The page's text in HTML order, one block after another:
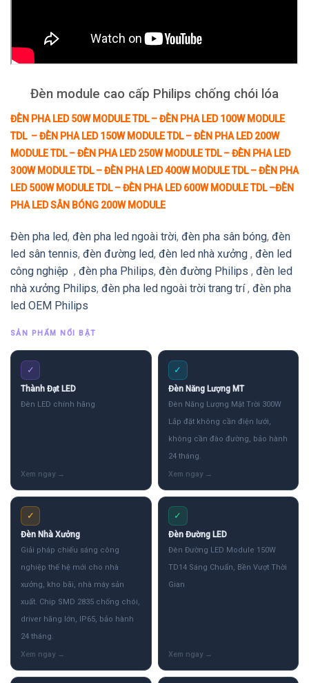
Đèn module cao cấp Philips chống chói lóa
ĐÈN PHA LED 50W MODULE TDL–ĐÈN PHA LED 100W MODULE
TDL–ĐÈN PHA LED 150W MODULE TDL–ĐÈN PHA LED 200W
MODULE TDL–ĐÈN PHA LED 250W MODULE TDL–ĐÈN PHA LED
300W MODULE TDL–ĐÈN PHA LED 400W MODULE TDL–ĐÈN PHA
LED 500W MODULE TDL–ĐÈN PHA LED 600W MODULE TDL–ĐÈN
PHA LED SÂN BÓNG 200W MODULE
Đèn pha led, đèn pha led ngoài trời, đèn pha sân bóng, đèn
led sân tennis, đèn đường led, đèn led nhà xưởng , đèn led
công nghiệp , đèn pha Philips, đèn đường Philips , đèn led
nhà xưởng Philips, đèn pha led ngoài trời trang trí, đèn pha
led OEM Philips
SẢN PHẨM NỔI BẬT
✓
Thành Đạt LED
Đèn LED chính hãng
✓
Đèn Năng Lượng MT
Đèn Năng Lượng Mặt Trời 300W
Lắp đặt không cần điện lưới,
không cần đào đường, bảo hành
24 tháng.
✓
Đèn Nhà Xưởng
Giải pháp chiếu sáng công
nghiệp thế hệ mới cho nhà
xưởng, kho bãi, nhà máy sản
xuất. Chip SMD 2835 chống chói,
driver hãng lớn, IP65, bảo hành
24 tháng.
✓
Đèn Đường LED
Đèn Đường LED Module 150W
TD14 Sáng Chuẩn, Bền Vượt Thời
Gian